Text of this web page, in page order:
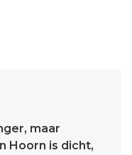
maar
Hoorn is dicht,